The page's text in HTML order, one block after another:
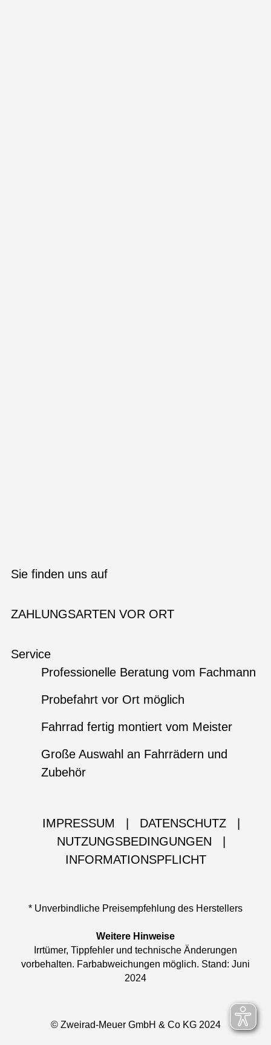
Sie finden uns auf
ZAHLUNGSARTEN VOR ORT
Service
Professionelle Beratung vom Fachmann
Probefahrt vor Ort möglich
Fahrrad fertig montiert vom Meister
Große Auswahl an Fahrrädern und
Zubehör
IMPRESSUM DATENSCHUTZ
NUTZUNGSBEDINGUNGEN
INFORMATIONSPFLICHT
* Unverbindliche Preisempfehlung des Herstellers
Weitere Hinweise
Irrtümer, Tippfehler und technische Änderungen
vorbehalten. Farbabweichungen möglich. Stand: Juni
2024
© Zweirad-Meuer GmbH & Co KG 2024